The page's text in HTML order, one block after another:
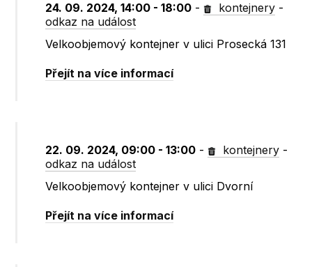
24. 09. 2024, 14:00 - 18:00 - kontejnery -
odkaz na událost
Velkoobjemový kontejner v ulici Prosecká 131
Přejít na více informací
22. 09. 2024, 09:00 - 13:00 - kontejnery -
odkaz na událost
Velkoobjemový kontejner v ulici Dvorní
Přejít na více informací